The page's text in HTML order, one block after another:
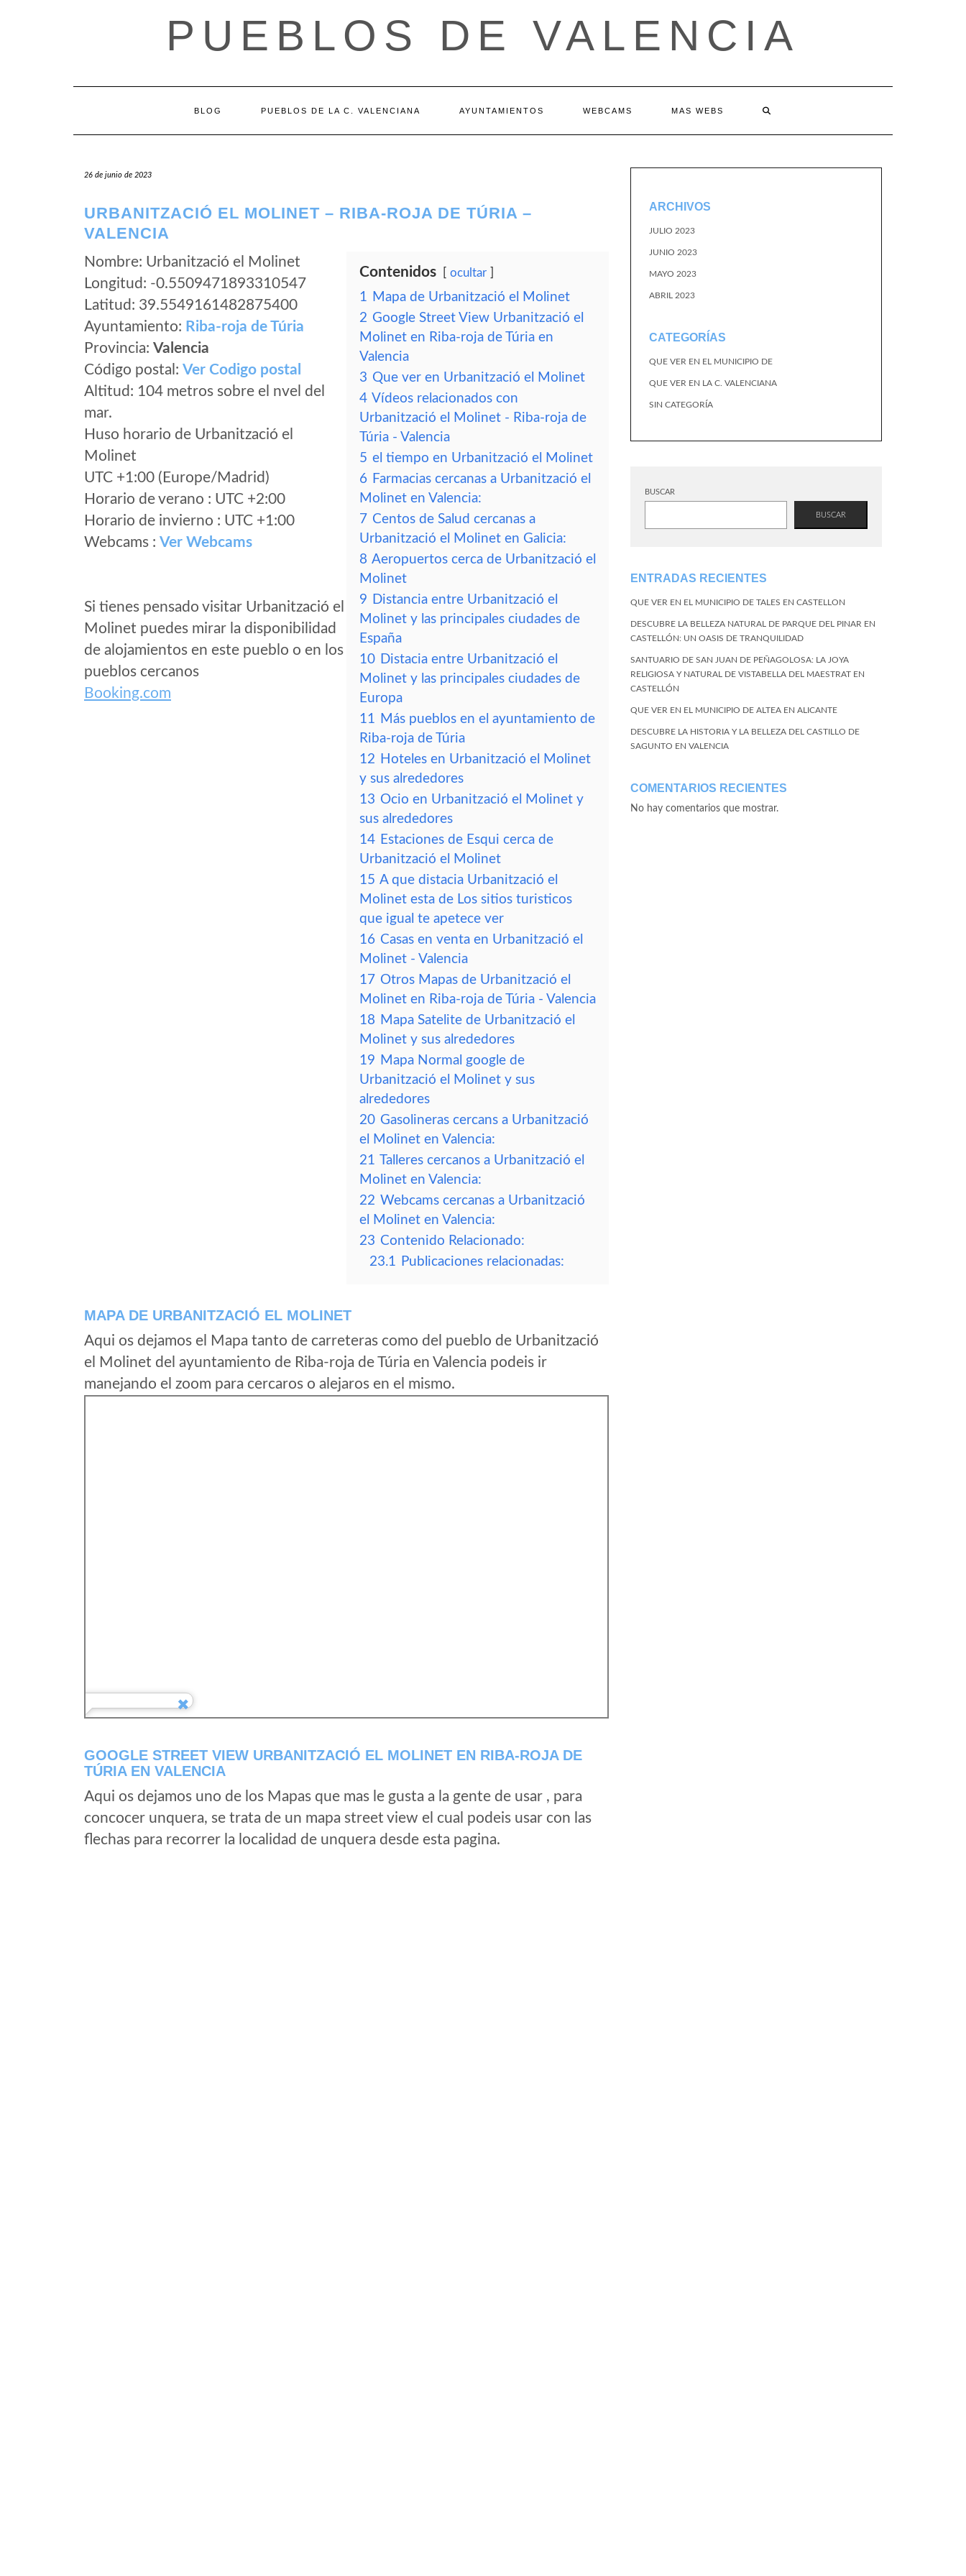
PUEBLOS DE VALENCIA
BLOG PUEBLOS DE LA C. VALENCIANA AYUNTAMIENTOS WEBCAMS MAS WEBS
26 de junio de 2023
URBANITZACIÓ EL MOLINET – RIBA-ROJA DE TÚRIA –
VALENCIA
Nombre: Urbanització el Molinet
Longitud: -0.5509471893310547
Latitud: 39.5549161482875400
Ayuntamiento: Riba-roja de Túria
Provincia: Valencia
Código postal: Ver Codigo postal
Altitud: 104 metros sobre el nvel del
mar.
Huso horario de Urbanització el
Molinet
UTC +1:00 (Europe/Madrid)
Horario de verano : UTC +2:00
Horario de invierno : UTC +1:00
Webcams : Ver Webcams
Si tienes pensado visitar Urbanització el
Molinet puedes mirar la disponibilidad
de alojamientos en este pueblo o en los
pueblos cercanos
Booking.com
Contenidos ocultar
1 Mapa de Urbanització el Molinet
2 Google Street View Urbanització el
Molinet en Riba-roja de Túria en
Valencia
3 Que ver en Urbanització el Molinet
4 Vídeos relacionados con
Urbanització el Molinet - Riba-roja de
Túria - Valencia
5 el tiempo en Urbanització el Molinet
6 Farmacias cercanas a Urbanització el
Molinet en Valencia:
7 Centos de Salud cercanas a
Urbanització el Molinet en Galicia:
8 Aeropuertos cerca de Urbanització el
Molinet
9 Distancia entre Urbanització el
Molinet y las principales ciudades de
España
10 Distacia entre Urbanització el
Molinet y las principales ciudades de
Europa
11 Más pueblos en el ayuntamiento de
Riba-roja de Túria
12 Hoteles en Urbanització el Molinet
y sus alrededores
13 Ocio en Urbanització el Molinet y
sus alrededores
14 Estaciones de Esqui cerca de
Urbanització el Molinet
15 A que distacia Urbanització el
Molinet esta de Los sitios turisticos
que igual te apetece ver
16 Casas en venta en Urbanització el
Molinet - Valencia
17 Otros Mapas de Urbanització el
Molinet en Riba-roja de Túria - Valencia
18 Mapa Satelite de Urbanització el
Molinet y sus alrededores
19 Mapa Normal google de
Urbanització el Molinet y sus
alrededores
20 Gasolineras cercans a Urbanització
el Molinet en Valencia:
21 Talleres cercanos a Urbanització el
Molinet en Valencia:
22 Webcams cercanas a Urbanització
el Molinet en Valencia:
23 Contenido Relacionado:
23.1 Publicaciones relacionadas:
MAPA DE URBANITZACIÓ EL MOLINET
Aqui os dejamos el Mapa tanto de carreteras como del pueblo de Urbanització
el Molinet del ayuntamiento de Riba-roja de Túria en Valencia podeis ir
manejando el zoom para cercaros o alejaros en el mismo.
GOOGLE STREET VIEW URBANITZACIÓ EL MOLINET EN RIBA-ROJA DE
TÚRIA EN VALENCIA
Aqui os dejamos uno de los Mapas que mas le gusta a la gente de usar , para
concocer unquera, se trata de un mapa street view el cual podeis usar con las
flechas para recorrer la localidad de unquera desde esta pagina.
ARCHIVOS
JULIO 2023
JUNIO 2023
MAYO 2023
ABRIL 2023
CATEGORÍAS
QUE VER EN EL MUNICIPIO DE
QUE VER EN LA C. VALENCIANA
SIN CATEGORÍA
BUSCAR
BUSCAR
ENTRADAS RECIENTES
QUE VER EN EL MUNICIPIO DE TALES EN CASTELLON
DESCUBRE LA BELLEZA NATURAL DE PARQUE DEL PINAR EN
CASTELLÓN: UN OASIS DE TRANQUILIDAD
SANTUARIO DE SAN JUAN DE PEÑAGOLOSA: LA JOYA
RELIGIOSA Y NATURAL DE VISTABELLA DEL MAESTRAT EN
CASTELLÓN
QUE VER EN EL MUNICIPIO DE ALTEA EN ALICANTE
DESCUBRE LA HISTORIA Y LA BELLEZA DEL CASTILLO DE
SAGUNTO EN VALENCIA
COMENTARIOS RECIENTES
No hay comentarios que mostrar.